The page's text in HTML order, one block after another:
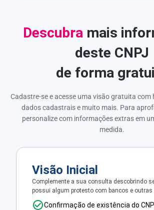
Descubra mais
deste CNPJ
de forma
Cadastre-se e acesse uma visão gratuita com
dados cadastrais e muito mais. Para
personalize com informações extras em
medida.
Visão Inicial
Complemente a sua consulta descobrindo
possui algum protesto com bancos e outras
Confirmação de existência do